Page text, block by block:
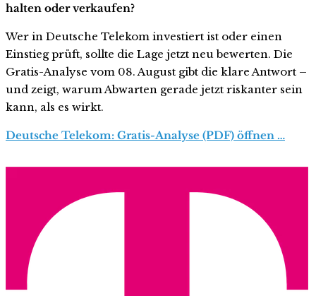
halten oder verkaufen?
Wer in Deutsche Telekom investiert ist oder einen
Einstieg prüft, sollte die Lage jetzt neu bewerten. Die
Gratis-Analyse vom 08. August gibt die klare Antwort –
und zeigt, warum Abwarten gerade jetzt riskanter sein
kann, als es wirkt.
Deutsche Telekom: Gratis-Analyse (PDF) öffnen …